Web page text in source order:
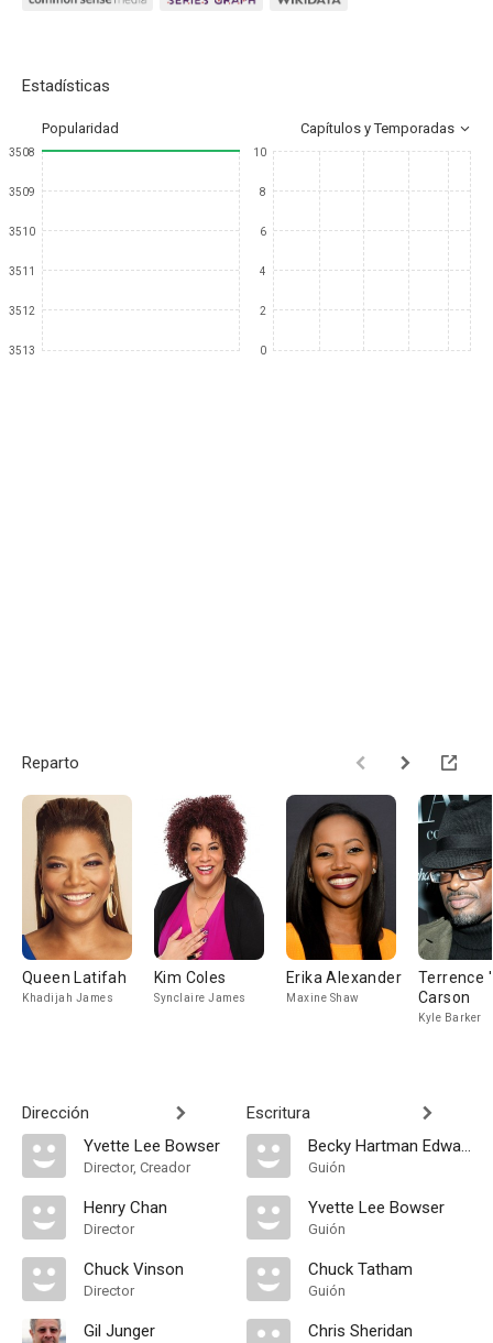
Estadísticas
Popularidad Capítulos y Temporadas
3508
3509
3510
3511
3512
3513
10
8
6
4
2
0
Reparto
Queen Latifah
Khadijah James
Kim Coles
Synclaire James
Erika Alexander
Maxine Shaw
Terrence
Carson
Kyle Barker
Dirección
Yvette Lee Bowser
Director, Creador
Henry Chan
Director
Chuck Vinson
Director
Gil Junger
Escritura
Becky Hartman Edwards
Guión
Yvette Lee Bowser
Guión
Chuck Tatham
Guión
Chris Sheridan